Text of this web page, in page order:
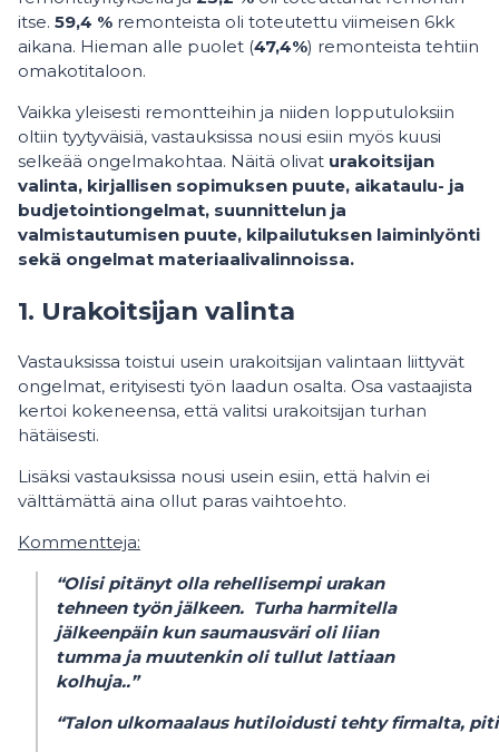
itse. 59,4 % remonteista oli toteutettu viimeisen 6kk
aikana. Hieman alle puolet (47,4%) remonteista tehtiin
omakotitaloon.
Vaikka yleisesti remontteihin ja niiden lopputuloksiin
oltiin tyytyväisiä, vastauksissa nousi esiin myös kuusi
selkeää ongelmakohtaa. Näitä olivat urakoitsijan
valinta, kirjallisen sopimuksen puute, aikataulu- ja
budjetointiongelmat, suunnittelun ja
valmistautumisen puute, kilpailutuksen laiminlyönti
sekä ongelmat materiaalivalinnoissa.
1. Urakoitsijan valinta
Vastauksissa toistui usein urakoitsijan valintaan liittyvät
ongelmat, erityisesti työn laadun osalta. Osa vastaajista
kertoi kokeneensa, että valitsi urakoitsijan turhan
hätäisesti.
Lisäksi vastauksissa nousi usein esiin, että halvin ei
välttämättä aina ollut paras vaihtoehto.
Kommentteja:
“Olisi pitänyt olla rehellisempi urakan
tehneen työn jälkeen. Turha harmitella
jälkeenpäin kun saumausväri oli liian
tumma ja muutenkin oli tullut lattiaan
kolhuja..”
“Talon ulkomaalaus hutiloidusti tehty firmalta,